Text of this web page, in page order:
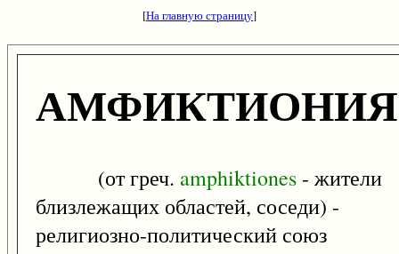
[На главную страницу]
АМФИКТИОНИЯ
(от греч. amphiktiones - жители
близлежащих областей, соседи) -
религиозно-политический союз